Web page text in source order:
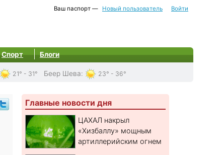
Ваш паспорт — Новый пользователь Войти
Спорт Блоги
21° - 31° Беер Шева: 23° - 36°
Главные новости дня
ЦАХАЛ накрыл
«Хизбаллу» мощным
артиллерийским огнем